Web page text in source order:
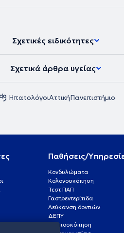
Σχετικές ειδικότητες
Σχετικά άρθρα υγείας
ΗπατολόγοιΑττικήΠανεπιστήμιο
Παθήσεις/
Κονδυλώματα
Κολονοσκόπηση
Τεστ ΠΑΠ
Γαστρεντερίτιδα
Λεύκανση δοντιών
ΔΕΠΥ
Κολποσκόπηση